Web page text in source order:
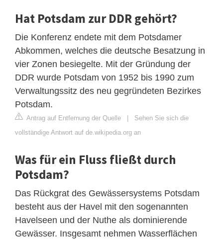
Hat Potsdam zur DDR gehört?
Die Konferenz endete mit dem Potsdamer
Abkommen, welches die deutsche Besatzung in
vier Zonen besiegelte. Mit der Gründung der
DDR wurde Potsdam von 1952 bis 1990 zum
Verwaltungssitz des neu gegründeten Bezirkes
Potsdam.
Antrag auf Entfernung der Quelle | Sehen Sie sich die
vollständige Antwort auf de.wikipedia.org an
Was für ein Fluss fließt durch
Potsdam?
Das Rückgrat des Gewässersystems Potsdam
besteht aus der Havel mit den sogenannten
Havelseen und der Nuthe als dominierende
Gewässer. Insgesamt nehmen Wasserflächen